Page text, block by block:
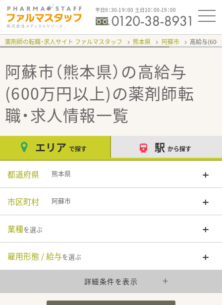
平日9：30-19：00 土日10：00-19：00
薬剤師の転職・求人サイト ファルマスタッフ 熊本県 阿蘇市 高給与
阿蘇市（熊本県）の高給与
(600万円以上)の薬剤師転
職・求人情報一覧
エリア で探す 駅 から探す
都道府県 熊本県
市区町村 阿蘇市
業種を選ぶ
雇用形態 / 給与を選ぶ
詳細条件を表示